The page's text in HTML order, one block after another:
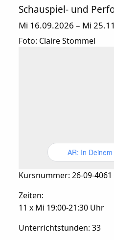
Schauspiel- und
Mi 16.09.2026 – Mi
Foto: Claire Stommel
AR: In
Kursnummer: 26-09-4061
Zeiten:
11 x Mi 19:00-21:30 Uhr
Unterrichtstunden: 33